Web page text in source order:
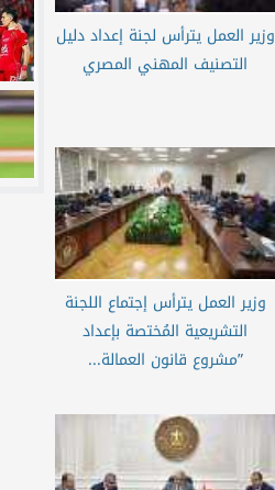
وزير العمل يترأس لجنة إعداد دليل
التصنيف المهني المصري
وزير العمل يترأس إجتماع اللجنة
التشريعية المُختصة بإعداد
”مشروع قانون العمالة...